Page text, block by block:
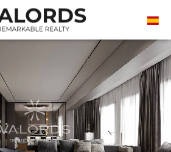
BARCELONA
APARTAMENTO / PISO BARCELONA 406 M²